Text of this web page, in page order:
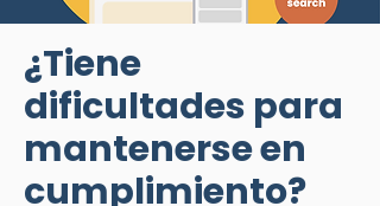
¿Tiene
dificultades para
mantenerse en
cumplimiento?